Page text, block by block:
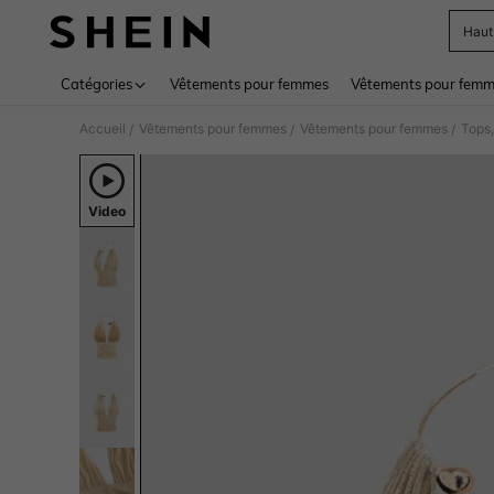
Catégories Vêtements pour femmes Vêtements pour
Accueil / Vêtements pour femmes / Vêtements pour femmes /
Video